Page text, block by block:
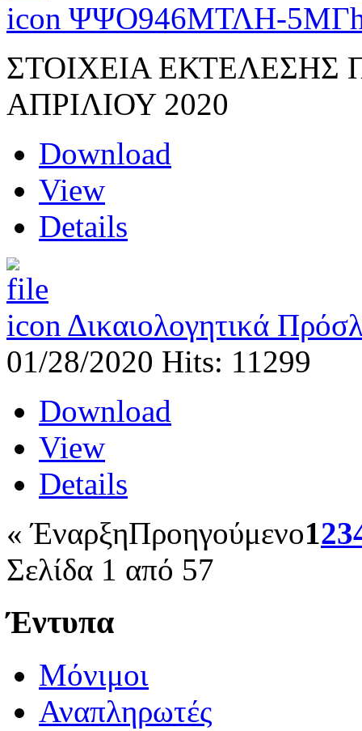
ΨΨΟ946ΜΤΛΗ-5ΜΓ
ΣΤΟΙΧΕΙΑ
ΑΠΡΙΛΙΟΥ 2020
Download
View
Details
Δικαιολογητικά
01/28/2020 Hits: 11299
Download
View
Details
«ΈναρξηΠροηγούμενο123
Σελίδα 1 από 57
Έντυπα
Μόνιμοι
Αναπληρωτές